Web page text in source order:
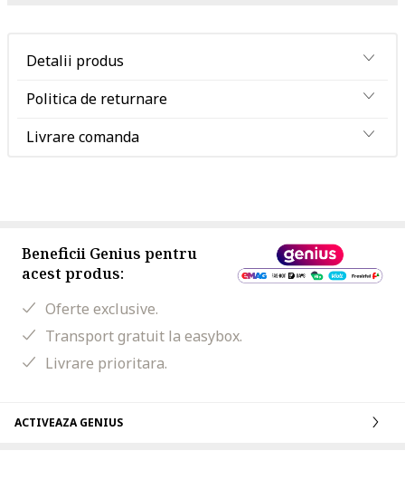
Detalii produs
Politica de returnare
Livrare comanda
Beneficii Genius pentru
acest produs:
Oferte exclusive.
Transport gratuit la easybox.
Livrare prioritara.
ACTIVEAZA GENIUS